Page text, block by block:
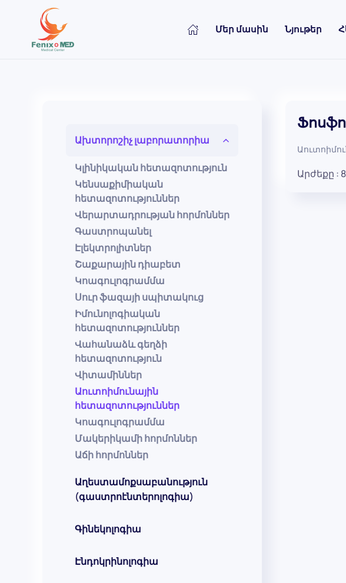
Skip to main content Մեր մասին Նյութեր
Ախտորոշիչ լաբորատորիա
Կլինիկական հետազոտություն
Կենսաքիմիական
հետազոտություններ
Վերարտադրության հորմոններ
Գաստրոպանել
Էլեկտրոլիտներ
Շաքարային դիաբետ
Կոագուլոգրամմա
Սուր ֆազայի սպիտակուց
Իմունոլոգիական
հետազոտություններ
Վահանաձև գեղձի
հետազոտություն
Վիտամիններ
Աուտոիմունային
հետազոտություններ
Կոագուլոգրամմա
Մակերիկամի հորմոններ
Աճի հորմոններ
Աղեստամոքսաբանություն
(գաստրոէնտերոլոգիա)
Գինեկոլոգիա
Էնդոկրինոլոգիա
Արժեքը :